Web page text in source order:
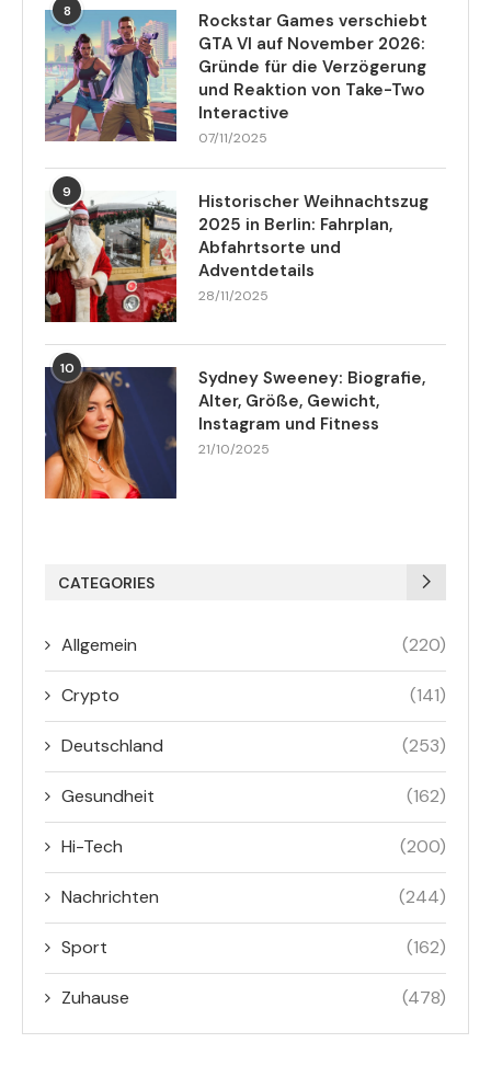
8
Rockstar Games verschiebt
GTA VI auf November 2026:
Gründe für die Verzögerung
und Reaktion von Take-Two
Interactive
07/11/2025
9
Historischer Weihnachtszug
2025 in Berlin: Fahrplan,
Abfahrtsorte und
Adventdetails
28/11/2025
10
Sydney Sweeney: Biografie,
Alter, Größe, Gewicht,
Instagram und Fitness
21/10/2025
CATEGORIES
Allgemein (220)
Crypto (141)
Deutschland (253)
Gesundheit (162)
Hi-Tech (200)
Nachrichten (244)
Sport (162)
Zuhause (478)